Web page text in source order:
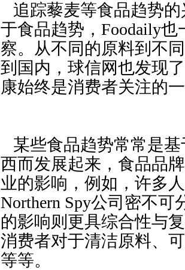
 追踪藜麦等食品
于食品趋势，Foodaily
察。从不同的原料到不同的
到国内，球信网也发现
康始终是消费者关注的
某些食品趋势常常是
西而发展起来，食品品
业的影响，例如，许多
Northern Spy公司密不
的影响则更具综合性与
消费者对于清洁原料、可
等等。